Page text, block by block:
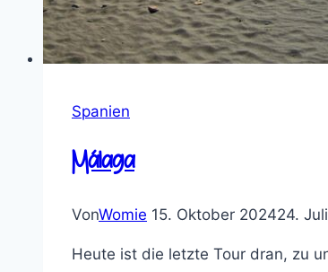
Spanien
Málaga
VonWomie 15. Oktober 202424.
Heute ist die letzte Tour dran, zu